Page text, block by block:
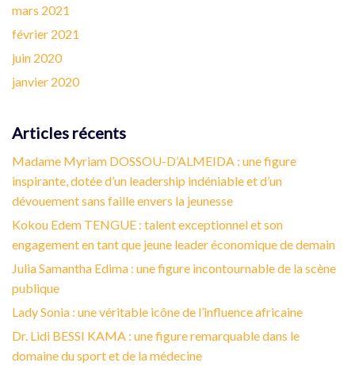
mars 2021
février 2021
juin 2020
janvier 2020
Articles récents
Madame Myriam DOSSOU-D’ALMEIDA : une figure
inspirante, dotée d’un leadership indéniable et d’un
dévouement sans faille envers la jeunesse
Kokou Edem TENGUE : talent exceptionnel et son
engagement en tant que jeune leader économique de demain
Julia Samantha Edima : une figure incontournable de la scène
publique
Lady Sonia : une véritable icône de l’influence africaine
Dr. Lidi BESSI KAMA : une figure remarquable dans le
domaine du sport et de la médecine